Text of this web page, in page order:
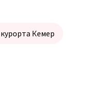
Кемер